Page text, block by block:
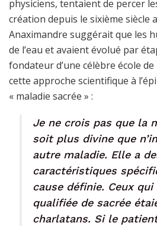
physiciens, tentaient de percer
création depuis le sixième siècle
Anaximandre suggérait que les
de l’eau et avaient évolué par
fondateur d’une célèbre école
cette approche scientifique à
« maladie sacrée » :
Je ne crois pas que la
soit plus divine que
autre maladie. Elle a
caractéristiques
cause définie. Ceux qui
qualifiée de sacrée
charlatans. Si le